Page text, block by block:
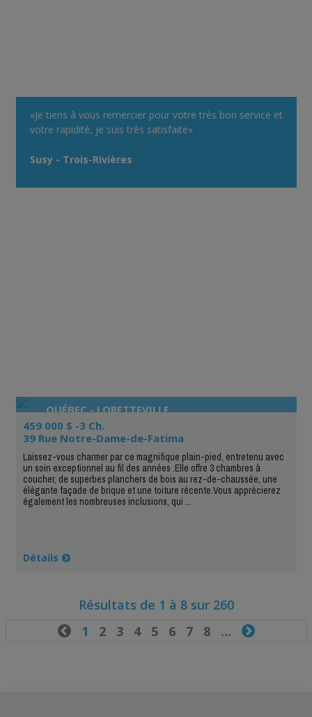
«Je tiens à vous remercier pour votre très bon service et
votre rapidité, je suis très satisfaite»
Susy - Trois-Rivières
QUÉBEC - LORETTEVILLE
459 000 $ -3 Ch.
39 Rue Notre-Dame-de-Fatima
Laissez-vous charmer par ce magnifique plain-pied, entretenu avec
un soin exceptionnel au fil des années .Elle offre 3 chambres à
coucher, de superbes planchers de bois au rez-de-chaussée, une
élégante façade de brique et une toiture récente.Vous apprécierez
également les nombreuses inclusions, qui ...
Détails
Résultats de 1 à 8 sur 260
1 2 3 4 5 6 7 8... 